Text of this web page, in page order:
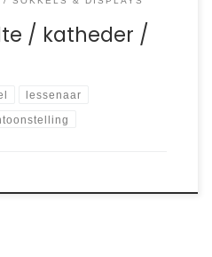
/ katheder /
lessenaar